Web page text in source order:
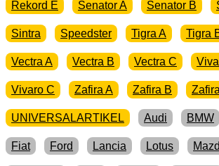
Rekord E Senator A Senator B
Sintra Speedster Tigra A Tigra
Vectra A Vectra B Vectra C
Vivaro C Zafira A Zafira B
UNIVERSALARTIKEL Audi BMW
Fiat Ford Lancia Lotus